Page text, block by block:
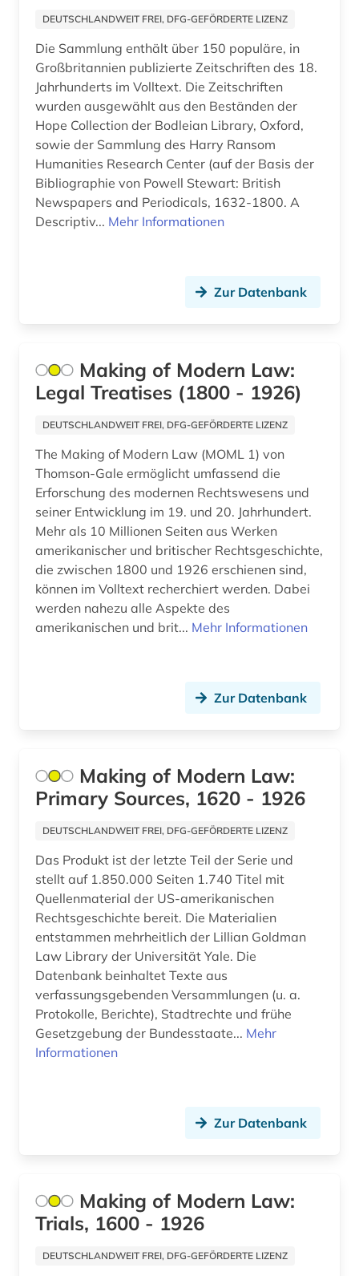
geschichte 1654-1954 (2)
geschichte 1691-1820 (1)
geschichte 1699-1812 (1)
geschichte 1700-1900 (1)
geschichte 1714-1915 (1)
geschichte 1740-1900 (1)
geschichte 1760-1900 (3)
geschichte 1800-1920 (1)
geschichte 1800-1980 (1)
geschichte 1800-2010 (1)
geschichte 1815-1914 (1)
geschichte 1817-1980 (1)
geschichte 1820-1870 (1)
geschichte 1820-1939 (1)
geschichte 1850-1920 (1)
geschichte 1853-1865 (2)
geschichte 1870-1920 (1)
geschichte 1890-1920 (1)
geschichte 1892-1957 (1)
geschichte 1900-2000 (2)
geschichte 1914-1918 (1)
geschichte 1945- (1)
geschichte 1945-1991 (1)
DEUTSCHLANDWEIT FREI, DFG-GEFÖRDERTE LIZENZ
Die Sammlung enthält über 150 populäre, in
Großbritannien publizierte Zeitschriften des 18.
Jahrhunderts im Volltext. Die Zeitschriften
wurden ausgewählt aus den Beständen der
Hope Collection der Bodleian Library, Oxford,
sowie der Sammlung des Harry Ransom
Humanities Research Center (auf der Basis der
Bibliographie von Powell Stewart: British
Newspapers and Periodicals, 1632-1800. A
Descriptiv... Mehr Informationen
Zur Datenbank
Making of Modern Law:
Legal Treatises (1800 - 1926)
DEUTSCHLANDWEIT FREI, DFG-GEFÖRDERTE LIZENZ
The Making of Modern Law (MOML 1) von
Thomson-Gale ermöglicht umfassend die
Erforschung des modernen Rechtswesens und
seiner Entwicklung im 19. und 20. Jahrhundert.
Mehr als 10 Millionen Seiten aus Werken
amerikanischer und britischer Rechtsgeschichte,
die zwischen 1800 und 1926 erschienen sind,
können im Volltext recherchiert werden. Dabei
werden nahezu alle Aspekte des
amerikanischen und brit... Mehr Informationen
Zur Datenbank
Making of Modern Law:
Primary Sources, 1620 - 1926
DEUTSCHLANDWEIT FREI, DFG-GEFÖRDERTE LIZENZ
Das Produkt ist der letzte Teil der Serie und
stellt auf 1.850.000 Seiten 1.740 Titel mit
Quellenmaterial der US-amerikanischen
Rechtsgeschichte bereit. Die Materialien
entstammen mehrheitlich der Lillian Goldman
Law Library der Universität Yale. Die
Datenbank beinhaltet Texte aus
verfassungsgebenden Versammlungen (u. a.
Protokolle, Berichte), Stadtrechte und frühe
Gesetzgebung der Bundesstaate... Mehr
Informationen
Zur Datenbank
Making of Modern Law:
Trials, 1600 - 1926
DEUTSCHLANDWEIT FREI, DFG-GEFÖRDERTE LIZENZ